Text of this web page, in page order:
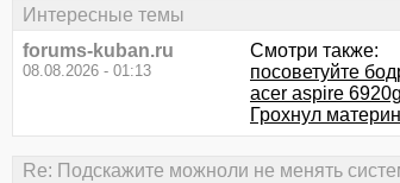
Интересные темы
forums-kuban.ru
08.08.2026 - 01:13
Смотри также:
посоветуйте
acer aspire
Грохнул
Re: Подскажите можноли не менять